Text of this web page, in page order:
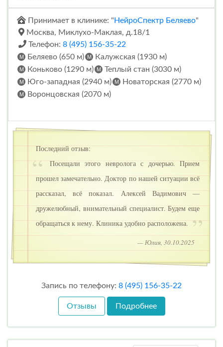
Принимает в клинике: " НейроСпектр Беляево"
Москва, Миклухо-Маклая, д.18/1
Телефон: 8 (495) 156-35-22
Беляево (650 м)
Калужская (1930 м)
Коньково (1290 м)
Теплый стан (3030 м)
Юго-западная (2940 м)
Новаторская (2770 м)
Воронцовская (2070 м)
Последний отзыв:
Посещали этого невролога с дочерью. Прием
прошел замечательно. Доктор по нашей ситуации всё
рассказал, всё показал. Алексей Вадимович —
дружелюбный, внимательный специалист. Будем еще
обращаться к нему. Клиника удобно расположена.
— Юлия, 30.10.2025
Запись по телефону: 8 (495) 156-35-22
Отзывы Подробнее